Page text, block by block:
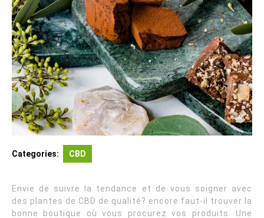
Categories: CBD
Envie de suivre la tendance et de vous soigner avec
des plantes de CBD de qualité? encore faut-il trouver la
bonne boutique où vous procurez vos produits. Une